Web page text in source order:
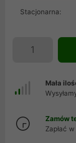
Stacjonarna:
Mała
Zamów
Zapłać